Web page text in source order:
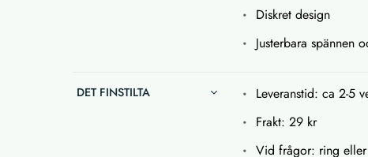
Diskret design
Justerbara spännen
DET FINSTILTA Leveranstid: ca 2-5
Frakt: 29 kr
Vid frågor: ring